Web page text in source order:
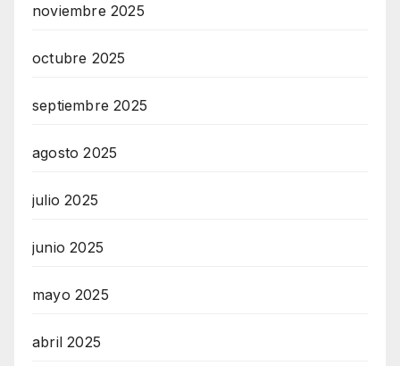
noviembre 2025
octubre 2025
septiembre 2025
agosto 2025
julio 2025
junio 2025
mayo 2025
abril 2025